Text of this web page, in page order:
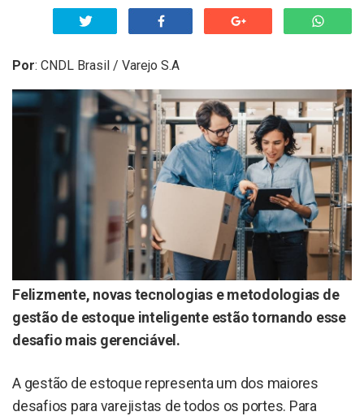
Por: CNDL Brasil / Varejo S.A
Felizmente, novas tecnologias e metodologias de
gestão de estoque inteligente estão tornando esse
desafio mais gerenciável.
A gestão de estoque representa um dos maiores
desafios para varejistas de todos os portes. Para